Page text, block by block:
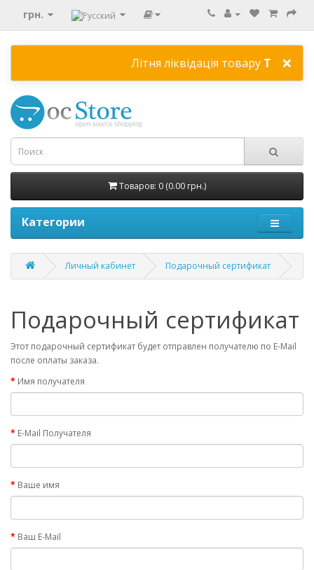
грн.
Літня ліквідація товаруТУТ×
Товаров: 0 (0.00 грн.)
Категории
Личный кабинет Подарочный сертификат
Подарочный сертификат
Этот подарочный сертификат будет отправлен получателю по E-Mail
после оплаты заказа.
Имя получателя
E-Mail Получателя
Ваше имя
Ваш E-Mail